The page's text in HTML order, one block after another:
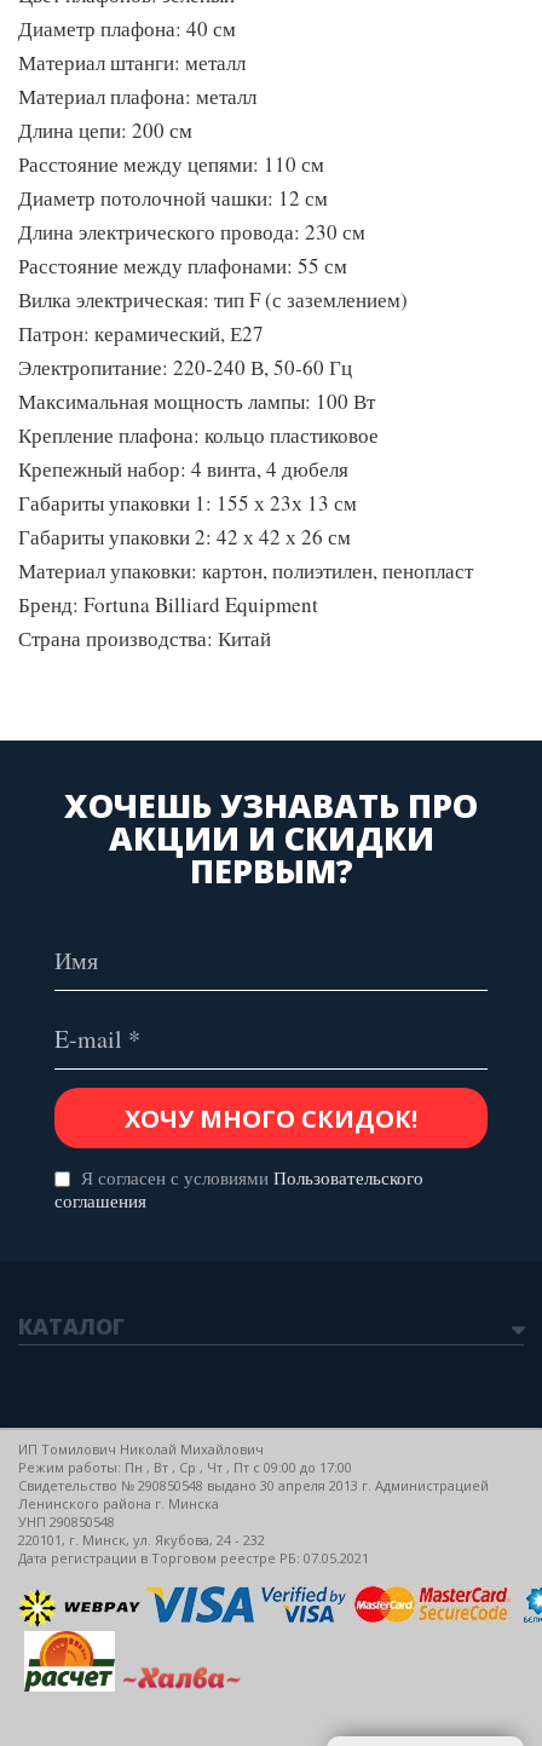
Диаметр плафона: 40 см
Материал штанги: металл
Материал плафона: металл
Длина цепи: 200 см
Расстояние между цепями: 110 см
Диаметр потолочной чашки: 12 см
Длина электрического провода: 230 см
Расстояние между плафонами: 55 см
Вилка электрическая: тип F (с заземлением)
Патрон: керамический, Е27
Электропитание: 220-240 В, 50-60 Гц
Максимальная мощность лампы: 100 Вт
Крепление плафона: кольцо пластиковое
Крепежный набор: 4 винта, 4 дюбеля
Габариты упаковки 1: 155 х 23х 13 см
Габариты упаковки 2: 42 х 42 х 26 см
Материал упаковки: картон, полиэтилен, пенопласт
Бренд: Fortuna Billiard Equipment
Страна производства: Китай
ХОЧЕШЬ УЗНАВАТЬ ПРО
АКЦИИ И СКИДКИ
ПЕРВЫМ?
Я согласен с условиями Пользовательского
соглашения
КАТАЛОГ
ИП Томилович Николай Михайлович
Режим работы: Пн , Вт , Ср , Чт , Пт c 09:00 до 17:00
Свидетельство № 290850548 выдано 30 апреля 2013 г. Администрацией
Ленинского района г. Минска
УНП 290850548
220101, г. Минск, ул. Якубова, 24 - 232
Дата регистрации в Торговом реестре РБ: 07.05.2021